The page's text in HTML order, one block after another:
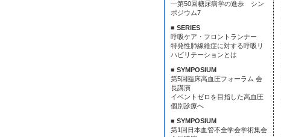
—第50回糖尿病学の進歩 シン
ポジウム7
■ SERIES
呼吸ケア・フロントランナー
特発性肺線維症に対する呼吸リ
ハビリテーションとは
■ SYMPOSIUM
第5回臨床高血圧フォーラム 会
長講演
イベントゼロを目指した高血圧
個別診療へ
■ SYMPOSIUM
第1回日本血管不全学会学術集会